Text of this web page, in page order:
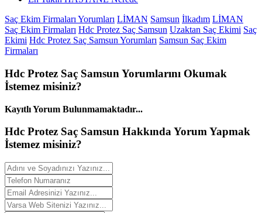
Saç Ekim Firmaları Yorumları LİMAN Samsun İlkadım LİMAN
Saç Ekim Firmaları Hdc Protez Saç Samsun Uzaktan Saç Ekimi Saç
Ekimi Hdc Protez Saç Samsun Yorumları Samsun Saç Ekim
Firmaları
Hdc Protez Saç Samsun Yorumlarını Okumak
İstemez misiniz?
Kayıtlı Yorum Bulunmamaktadır...
Hdc Protez Saç Samsun HakkındaYorumYapmak
İstemez misiniz?